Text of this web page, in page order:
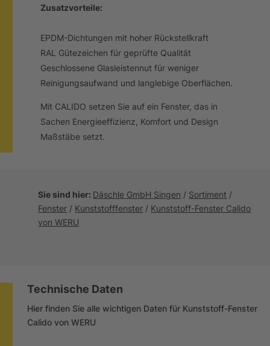
Zusatzvorteile:
EPDM-Dichtungen mit hoher Rückstellkraft
RAL Gütezeichen für geprüfte Qualität
Geschlossene Glasleistennut für weniger
Reinigungsaufwand und langlebige Oberflächen.
Mit CALIDO setzen Sie auf ein Fenster, das in
Sachen Energieeffizienz, Komfort und Design
Maßstäbe setzt.
Sie sind hier: Däschle GmbH Singen / Sortiment /
Fenster / Kunststofffenster / Kunststoff-Fenster Calido
von WERU
Technische Daten
Hier finden Sie alle wichtigen Daten für Kunststoff-Fenster
Calido von WERU